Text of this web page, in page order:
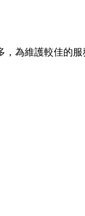
為維護較佳的